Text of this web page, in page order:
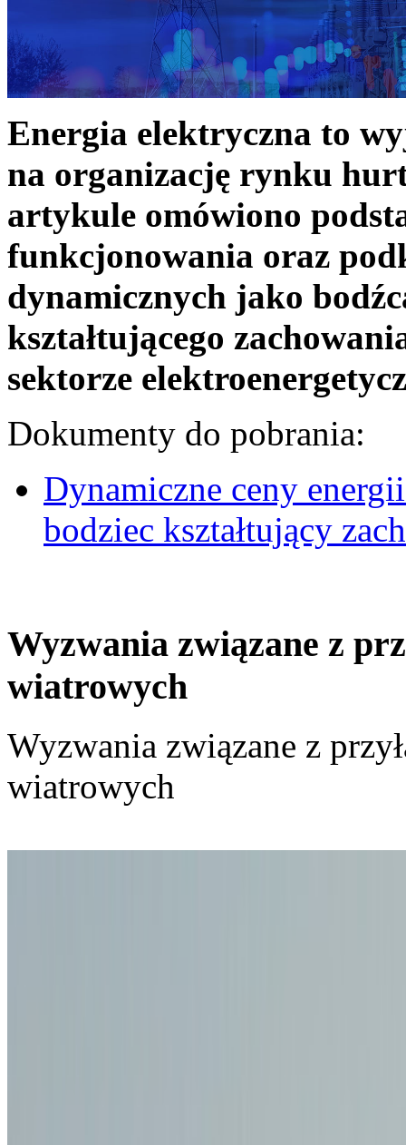
Energia elektryczna to
na organizację rynku
artykule omówiono
funkcjonowania oraz
dynamicznych jako
kształtującego
sektorze
Dokumenty do pobrania:
Dynamiczne ceny
bodziec kształtujący
Wyzwania związane z
wiatrowych
Wyzwania związane z
wiatrowych